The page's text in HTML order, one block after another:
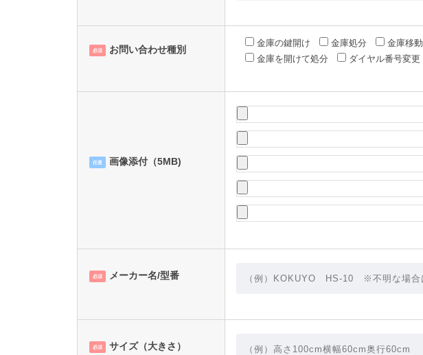
必須 お問い合わせ種別
金庫の鍵開け 金庫処分 金庫移動
金庫を開けて処分
ダイヤル番号変更
任意 画像添付（5MB)
必須 メーカー名/型番
必須 サイズ（大きさ）